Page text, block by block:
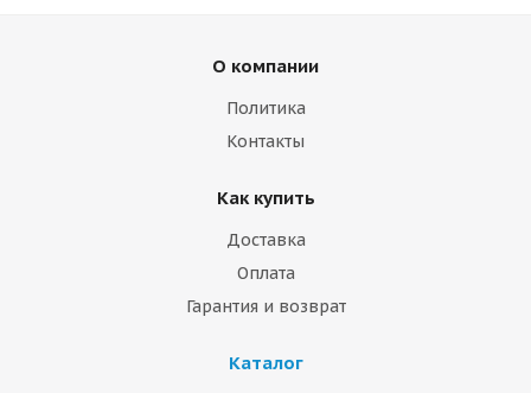
О компании
Политика
Контакты
Как купить
Доставка
Оплата
Гарантия и возврат
Каталог